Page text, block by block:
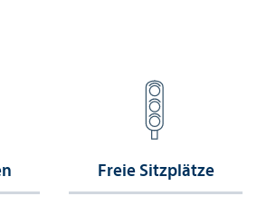
Freie Sitzplätze